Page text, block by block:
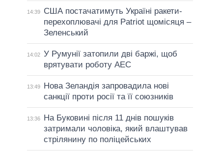
14:39
США постачатимуть Україні ракети-
перехоплювачі для Patriot щомісяця –
Зеленський
14:02 У Румунії затопили дві баржі, щоб
врятувати роботу АЕС
13:49
Нова Зеландія запровадила нові
санкції проти росії та її союзників
13:36
На Буковині після 11 днів пошуків
затримали чоловіка, який влаштував
стрілянину по поліцейських